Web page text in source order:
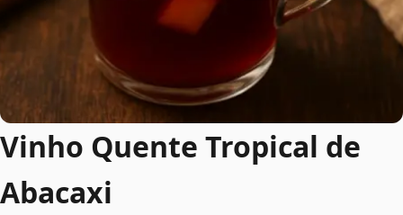
Vinho Quente Tropical de
Abacaxi